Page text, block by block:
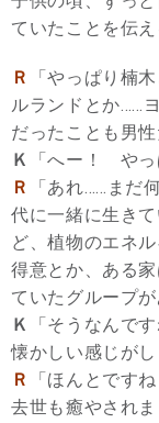
ていたことを伝え
Ｒ
「やっぱり楠
ルランドとか……
だったことも男
Ｋ
「へー！ やっ
Ｒ
「あれ……まだ
代に一緒に生き
ど、植物のエネ
得意とか、ある
ていたグループ
Ｋ
「そうなんで
懐かしい感じがし
Ｒ
「ほんとです
去世も癒やされま